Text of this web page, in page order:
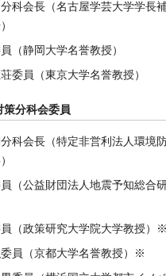
科会長（名古屋学芸大学学長
（静岡大学名誉教授）
委員（東京大学名誉教授）
策分科会委員
科会長（特定非営利法人環境
（公益財団法人地震予知総合
（政策研究大学院大学教授）※
員（京都大学名誉教授）※